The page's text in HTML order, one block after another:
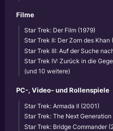
Filme
Star Trek: Der Film (1979)
Star Trek II: Der Zorn des Khan
Star Trek III: Auf der Suche
Star Trek IV: Zurück in die
(und 10 weitere)
PC-, Video- und Rollenspiele
Star Trek: Armada II (2001)
Star Trek: The Next
Star Trek: Bridge Commander